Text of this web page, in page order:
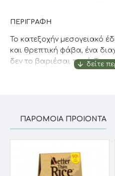
ΠΕΡΙΓΡΑΦΉ
Το κατεξοχήν μεσογειακό
και θρεπτική φάβα, ένα
δεν το βαριέσαι ποτέ.
ΠΑΡΌΜΟΙΑ ΠΡΟΙΌΝΤΑ